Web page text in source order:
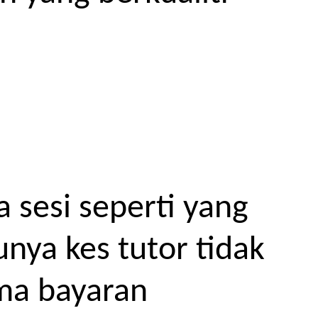
sesi seperti yang
kes tutor tidak
bayaran